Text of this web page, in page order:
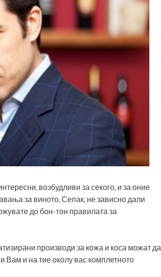
возбудливи за секого, и за оние
за виното. Сепак, не зависно дали
до бон-тон правилата за
производи за кожа и коса можат да
Вам и на тие околу вас комплетното